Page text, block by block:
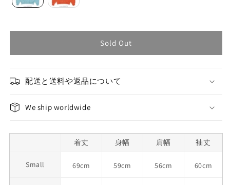
Sold Out
配送と送料や返品について
We ship worldwide
着丈 身幅 肩幅 袖丈
Small 69cm 59cm 56cm 60cm